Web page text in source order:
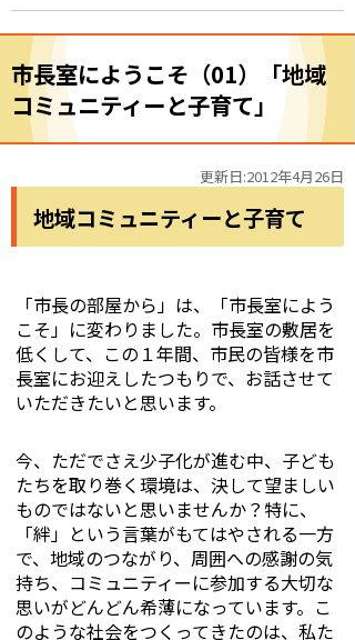
市長室にようこそ（01）「地域
コミュニティーと子育て」
更新日:2012年4月26日
地域コミュニティーと子育て
「市長の部屋から」は、「市長室によう
こそ」に変わりました。市長室の敷居を
低くして、この１年間、市民の皆様を市
長室にお迎えしたつもりで、お話させて
いただきたいと思います。
今、ただでさえ少子化が進む中、子ども
たちを取り巻く環境は、決して望ましい
ものではないと思いませんか？特に、
「絆」という言葉がもてはやされる一方
で、地域のつながり、周囲への感謝の気
持ち、コミュニティーに参加する大切な
思いがどんどん希薄になっています。こ
のような社会をつくってきたのは、私た